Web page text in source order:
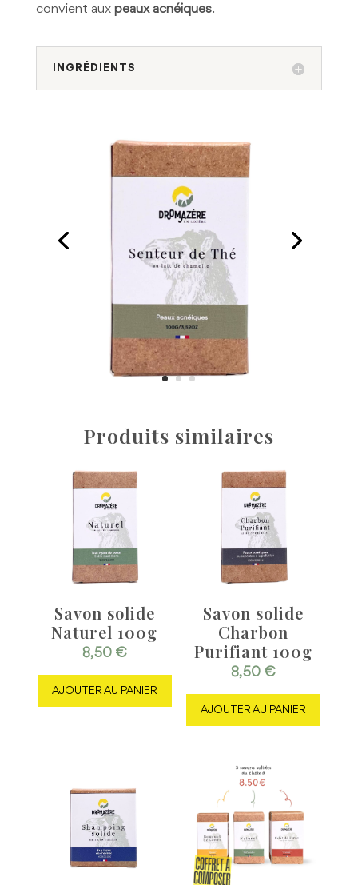
convient aux peaux acnéiques.
INGRÉDIENTS
Produits similaires
Savon solide
Naturel 100g
8,50 €
AJOUTER AU PANIER
Savon solide
Charbon
Purifiant 100g
8,50 €
AJOUTER AU PANIER